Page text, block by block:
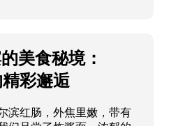
美食秘境：
彩邂逅
滨红肠，外焦里嫩，带有